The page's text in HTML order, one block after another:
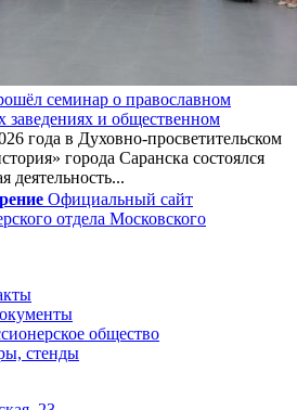
семинар о православном
заведениях и общественном
года в Духовно-просветительском
города Саранска состоялся
деятельность...
Официальный сайт
отдела Московского
общество
стенды